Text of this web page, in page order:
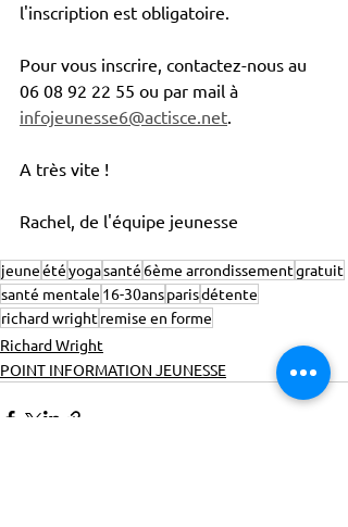
l'inscription est obligatoire.
Pour vous inscrire, contactez-nous au
06 08 92 22 55 ou par mail à
infojeunesse6@actisce.net.
A très vite !
Rachel, de l'équipe jeunesse
jeuneétéyogasanté 6ème arrondissementgratuit
santé mentale 16-30ansparisdétente
richard wrightremise en forme
Richard Wright
POINT INFORMATION JEUNESSE